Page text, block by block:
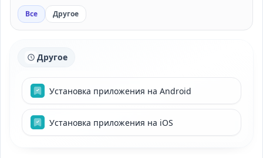
Все Другое
Другое
Установка приложения на Android
Установка приложения на iOS